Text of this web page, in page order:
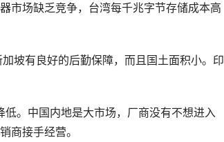
市场缺乏竞争，台湾每千兆字节存储成本高
坡有良好的后勤保障，而且国土面积小。印
。中国内地是大市场，厂商没有不想进入
商接手经营。